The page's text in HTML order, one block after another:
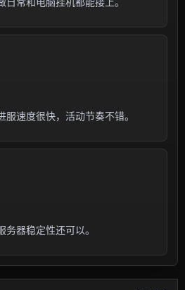
速度很快，活动节奏不错。
务器稳定性还可以。